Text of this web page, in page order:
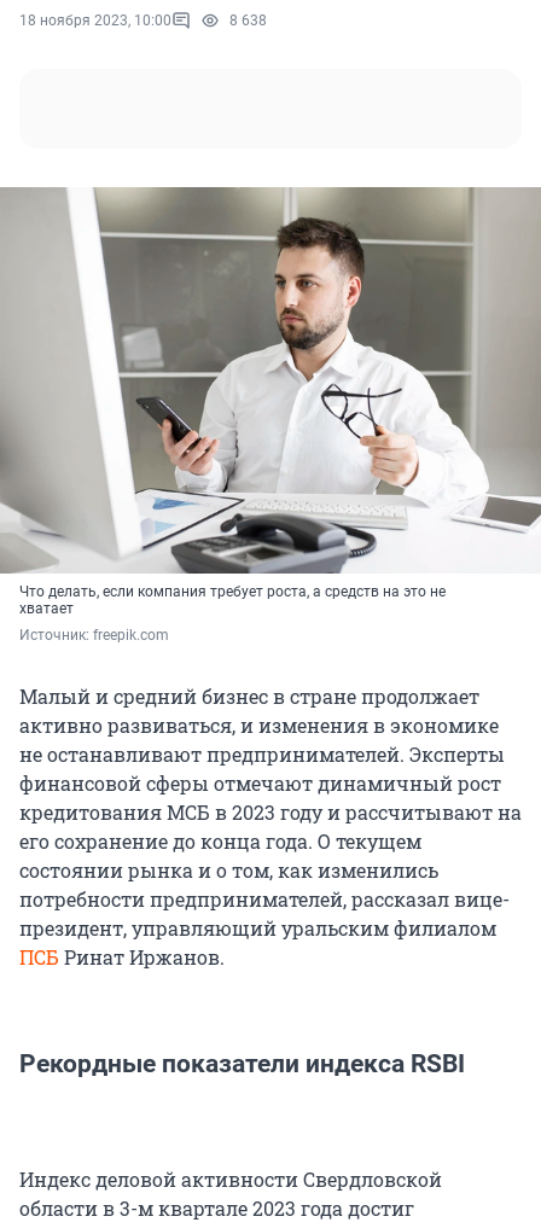
18 ноября 2023, 10:00 8 638
Что делать, если компания требует роста, а средств на это не
хватает
Источник: freepik.com
Малый и средний бизнес в стране продолжает
активно развиваться, и изменения в экономике
не останавливают предпринимателей. Эксперты
финансовой сферы отмечают динамичный рост
кредитования МСБ в 2023 году и рассчитывают на
его сохранение до конца года. О текущем
состоянии рынка и о том, как изменились
потребности предпринимателей, рассказал вице-
президент, управляющий уральским филиалом
ПСБ Ринат Иржанов.
Рекордные показатели индекса RSBI
Индекс деловой активности Свердловской
области в 3-м квартале 2023 года достиг